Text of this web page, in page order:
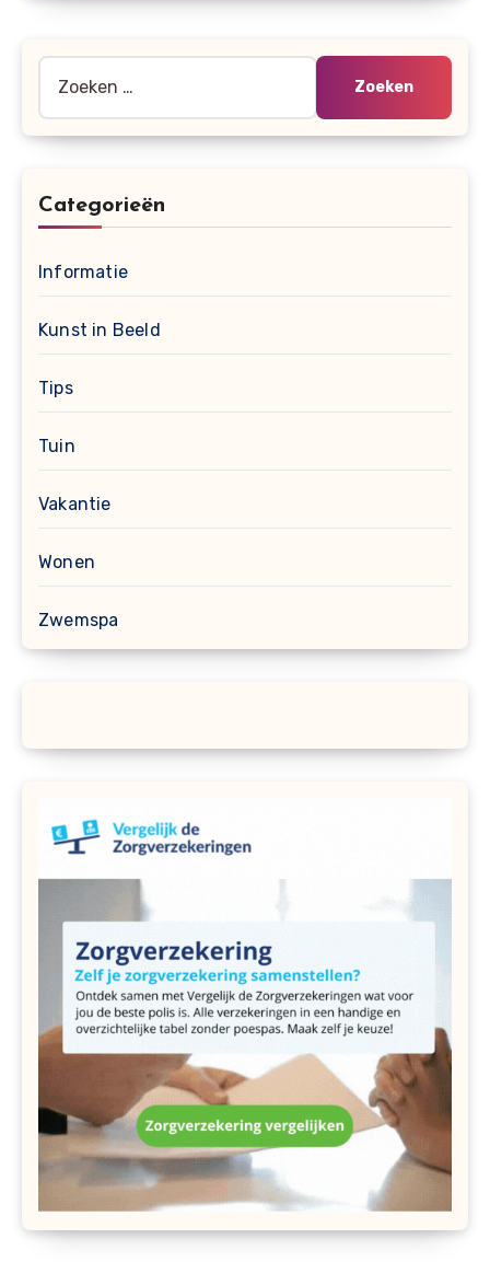
naar:
Categorieën
Informatie
Kunst in Beeld
Tips
Tuin
Vakantie
Wonen
Zwemspa